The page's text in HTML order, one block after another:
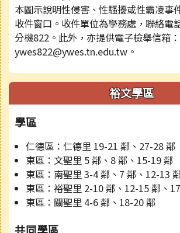
本圖示說明性侵害、性騷擾或性霸凌事
收件窗口。收件單位為學務處，聯絡電
分機822。此外，亦提供電子檢舉信箱：
ywes822@ywes.tn.edu.tw。
裕文學區
學區
仁德區：仁德里 19-21 鄰、27-28 鄰
東區：文聖里 5 鄰、8 鄰、15-19 鄰
東區：南聖里 3-4 鄰、7 鄰、12-13
東區：裕聖里 2-10 鄰、12-15 鄰、
東區：關聖里 4-6 鄰、18-20 鄰
共同學區